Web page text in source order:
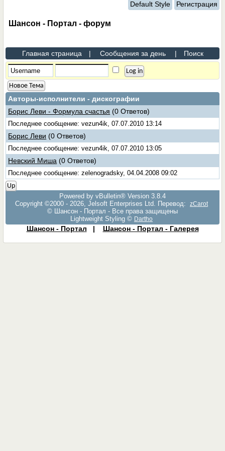
Default Style Регистрация
Шансон - Портал - форум
Главная страница | Сообщения за день | Поиск
Новое Тема
Авторы-исполнители - дискографии
Борис Леви - Формула счастья (0 Ответов)
Последнее сообщение: vezun4ik, 07.07.2010 13:14
Борис Леви (0 Ответов)
Последнее сообщение: vezun4ik, 07.07.2010 13:05
Невский Миша (0 Ответов)
Последнее сообщение: zelenogradsky, 04.04.2008 09:02
Up
Powered by vBulletin® Version 3.8.4
Copyright ©2000 - 2026, Jelsoft Enterprises Ltd. Перевод:
zCarot
© Шансон - Портал - Все права защищены
Lightweight Styling © Dartho
Шансон - Портал | Шансон - Портал - Галерея